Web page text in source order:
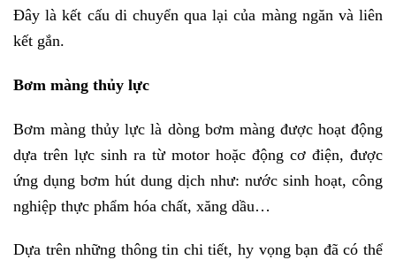
Đây là kết cấu di chuyển qua lại của màng ngăn và liên
kết gắn.
Bơm màng thủy lực
Bơm màng thủy lực là dòng bơm màng được hoạt động
dựa trên lực sinh ra từ motor hoặc động cơ điện, được
ứng dụng bơm hút dung dịch như: nước sinh hoạt, công
nghiệp thực phẩm hóa chất, xăng dầu…
Dựa trên những thông tin chi tiết, hy vọng bạn đã có thể